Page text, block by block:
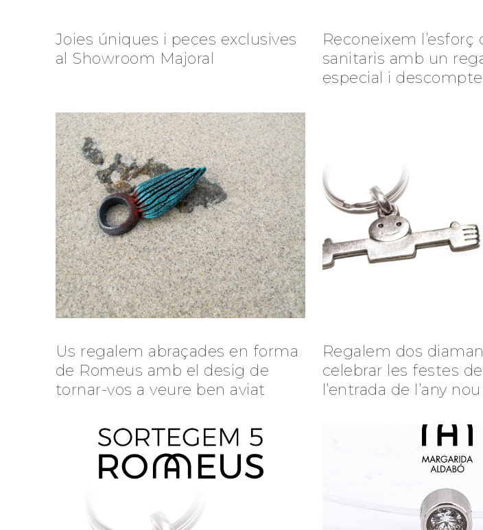
Joies úniques i peces exclusives
al Showroom Majoral
Reconeixem l’esforç
sanitaris amb un
especial i
Us regalem abraçades en forma
de Romeus amb el desig de
tornar-vos a veure ben aviat
Regalem dos
celebrar les festes
l’entrada de l’any nou